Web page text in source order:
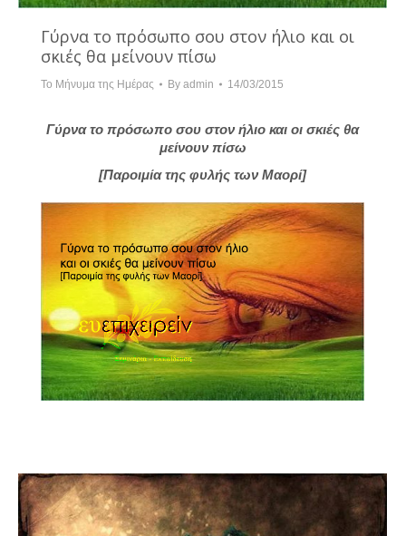
Γύρνα το πρόσωπο σου στον ήλιο και οι
σκιές θα μείνουν πίσω
Το Μήνυμα της Ημέρας By admin 14/03/2015
Γύρνα το πρόσωπο σου στον ήλιο και οι σκιές θα
μείνουν πίσω
[Παροιμία της φυλής των Μαορί]